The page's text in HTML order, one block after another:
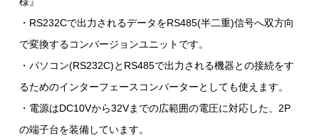
・RS232Cで出力されるデータをRS485(半二重)信号へ双方向
で変換するコンバージョンユニットです。
・パソコン(RS232C)とRS485で出力される機器との接続をす
るためのインターフェースコンバーターとしても使えます。
・電源はDC10Vから32Vまでの広範囲の電圧に対応した、2P
の端子台を装備しています。